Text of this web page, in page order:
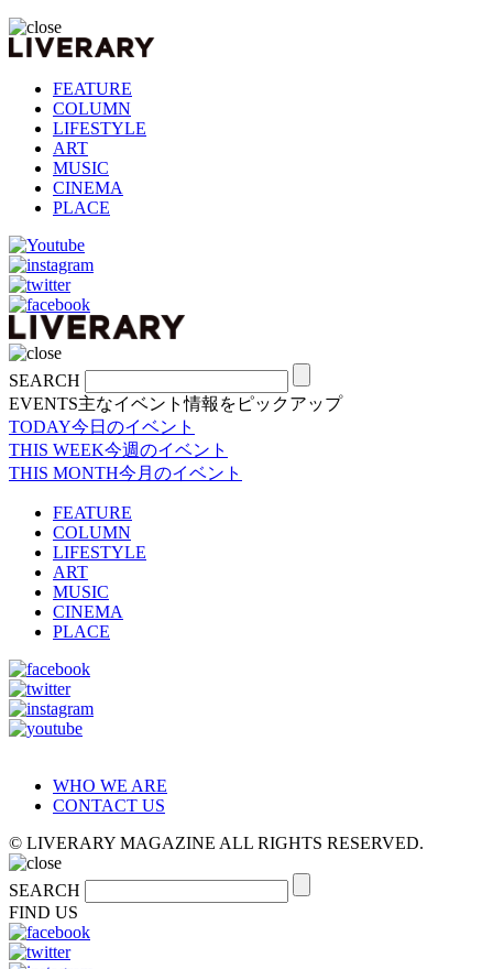
FEATURE
COLUMN
LIFESTYLE
ART
MUSIC
CINEMA
PLACE
SEARCH
EVENTS主なイベント情報をピックアップ
TODAY今日のイベント
THIS WEEK今週のイベント
THIS MONTH今月のイベント
FEATURE
COLUMN
LIFESTYLE
ART
MUSIC
CINEMA
PLACE
WHO WE ARE
CONTACT US
© LIVERARY MAGAZINE ALL RIGHTS RESERVED.
SEARCH
FIND US